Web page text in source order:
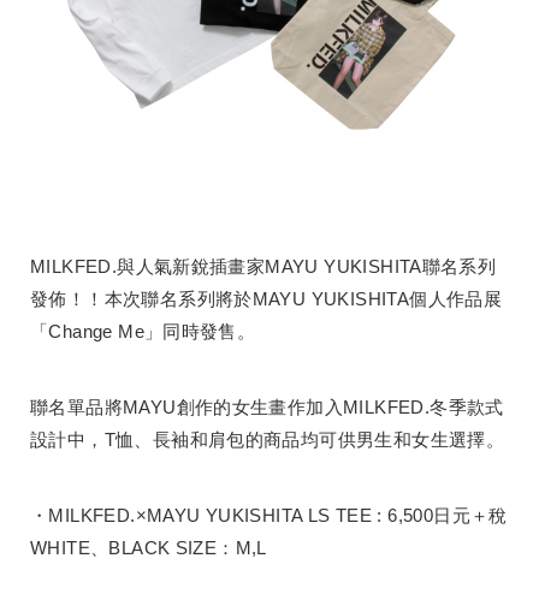
MILKFED.與人氣新銳插畫家MAYU YUKISHITA聯名系列
發佈！！本次聯名系列將於MAYU YUKISHITA個人作品展
「Change Me」同時發售。
聯名單品將MAYU創作的女生畫作加入MILKFED.冬季款式
設計中，T恤、長袖和肩包的商品均可供男生和女生選擇。
・MILKFED.×MAYU YUKISHITA LS TEE : 6,500日元＋稅
WHITE、BLACK SIZE：M,L